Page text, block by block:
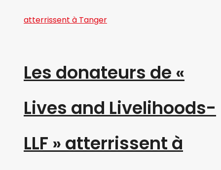
Les donateurs de «
Lives and Livelihoods-
LLF » atterrissent à